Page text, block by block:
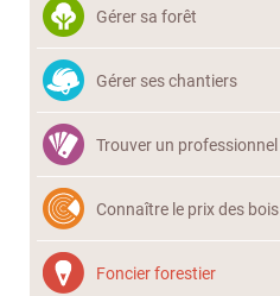
Gérer sa forêt
Gérer ses chantiers
Trouver un professionnel
Connaître le prix des bois
Foncier forestier